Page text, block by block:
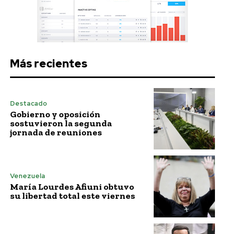
Más recientes
Destacado
Gobierno y oposición
sostuvieron la segunda
jornada de reuniones
Venezuela
María Lourdes Afiuni obtuvo
su libertad total este viernes